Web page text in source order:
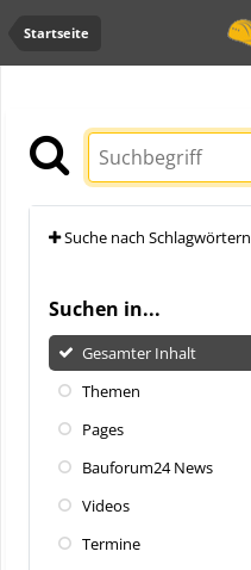
Startseite
Suche nach Schlagwörtern
Suchen in...
Gesamter Inhalt
Themen
Pages
Bauforum24 News
Videos
Termine